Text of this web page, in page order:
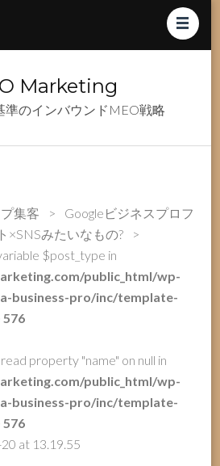
Marketing
準のインバウンドMEO戦略
集客 >
Googleビジネスプロフ
×SNSみたいなもの?
>
$post_type in
public_html/wp-
business-pro/inc/template-
576
property "name" on null in
public_html/wp-
business-pro/inc/template-
576
at 13.19.55